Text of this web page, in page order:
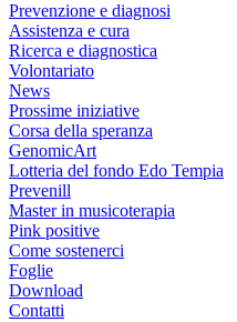
Prevenzione e diagnosi
Assistenza e cura
Ricerca e diagnostica
Volontariato
News
Prossime iniziative
Corsa della speranza
GenomicArt
Lotteria del fondo Edo Tempia
Prevenill
Master in musicoterapia
Pink positive
Come sostenerci
Foglie
Download
Contatti